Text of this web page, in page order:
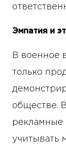
Эмпатия и
В военное
только
обществе.
рекламные
учитывать